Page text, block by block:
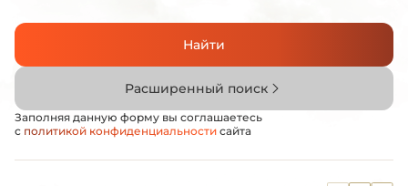
Найти
Расширенный поиск
Заполняя данную форму вы соглашаетесь
с политикой конфиденциальности сайта